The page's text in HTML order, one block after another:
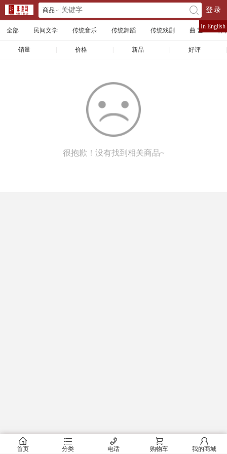
商品 󰄘 登录
全部 民间文学 传统音乐 传统舞蹈 传统戏剧 曲 艺 体
销量 价格 新品 好评
很抱歉！没有找到相关商品~
In English
󰂠
首页
󰂦
分类
󰄫
电话
󰂟
购物车
󰂢
我的商城